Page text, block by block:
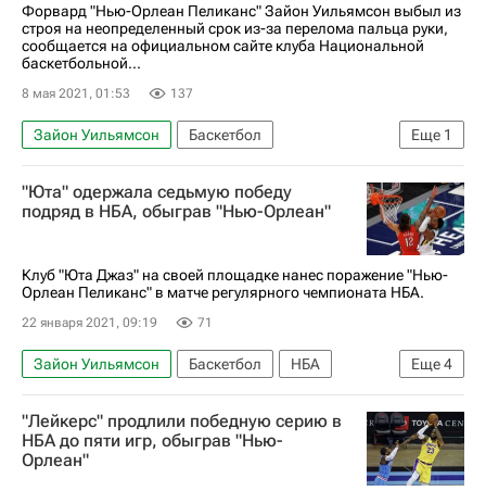
Форвард "Нью-Орлеан Пеликанс" Зайон Уильямсон выбыл из
строя на неопределенный срок из-за перелома пальца руки,
сообщается на официальном сайте клуба Национальной
баскетбольной...
8 мая 2021, 01:53 137
Еще 1
Зайон Уильямсон
Баскетбол
Нью-Орлеан Пеликанс
"Юта" одержала седьмую победу
подряд в НБА, обыграв "Нью-Орлеан"
Клуб "Юта Джаз" на своей площадке нанес поражение "Нью-
Орлеан Пеликанс" в матче регулярного чемпионата НБА.
22 января 2021, 09:19 71
Еще4
Зайон Уильямсон Баскетбол
НБА
Юта Джаз
Нью-Орлеан Пеликанс
Руди Гобер
Донован Митчелл
"Лейкерс" продлили победную серию в
НБА до пяти игр, обыграв "Нью-
Орлеан"